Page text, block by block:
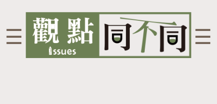
☰ ☰